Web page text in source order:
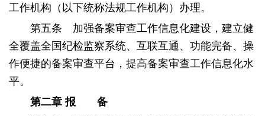
工作机构（以下统称法规工作机构）办理。
第五条 加强备案审查工作信息化建设，建立健
全覆盖全国纪检监察系统、互联互通、功能完备、操
作便捷的备案审查平台，提高备案审查工作信息化水
平。
第二章 报 备